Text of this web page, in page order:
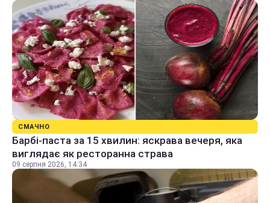
СМАЧНО
Барбі-паста за 15 хвилин: яскрава вечеря, яка
виглядає як ресторанна страва
09 серпня 2026, 14:34